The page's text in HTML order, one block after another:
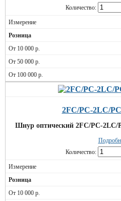
Количество:
2FC/PC-2LC/
Шнур оптический 2FC/PC-2LC/
Количество: